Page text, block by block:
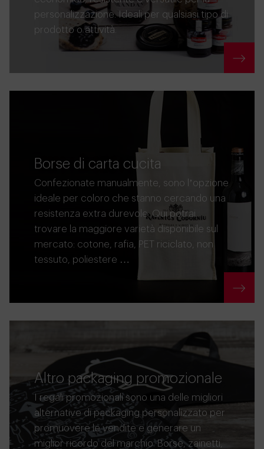
personalizzazione. Ideali per qualsiasi tipo di
prodotto o attività.
Borse di carta cucita
Confezionate manualmente, sono l’opzione
ideale per coloro che stanno cercando una
resistenza extra durevole. Qui potrai
trovare la maggiore varietà disponibile sul
mercato: cotone, rafia, PET riciclato, non
tessuto, poliestere …
Altro packaging promozionale
I regali promozionali sono una delle migliori
alternative di packaging personalizzato per
promuovere le vendite e generare un
miglior ricordo del marchio. Borse, zainetti,